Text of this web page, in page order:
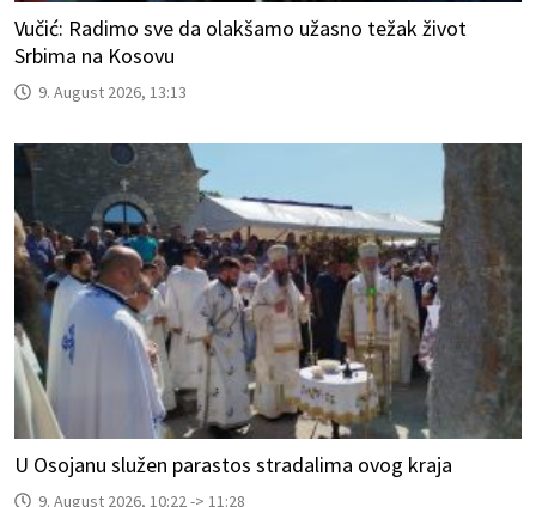
Vučić: Radimo sve da olakšamo užasno težak život
Srbima na Kosovu
9. August 2026, 13:13
U Osojanu služen parastos stradalima ovog kraja
9. August 2026, 10:22 -> 11:28